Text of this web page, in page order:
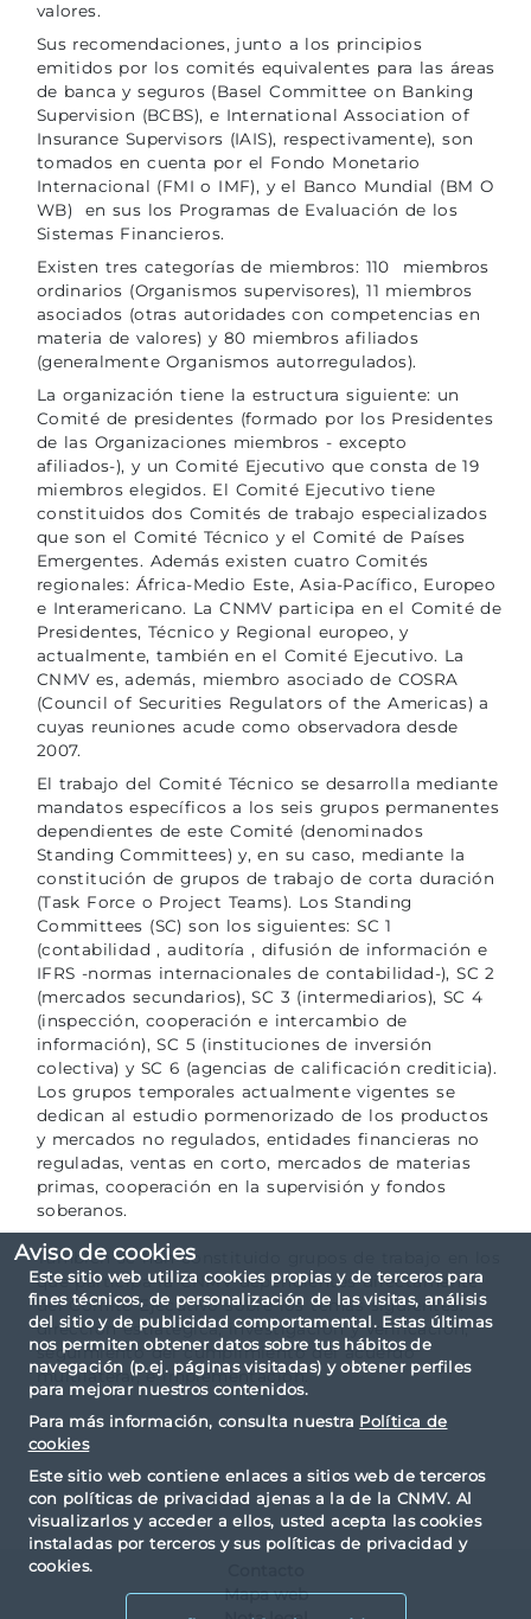
Aviso de cookies
Este sitio web utiliza cookies propias y de terceros para
fines técnicos, de personalización de las visitas, análisis
del sitio y de publicidad comportamental. Estas últimas
nos permiten obtener datos sobre tus hábitos de
navegación (p.ej. páginas visitadas) y obtener perfiles
para mejorar nuestros contenidos.
Para más información, consulta nuestra Política de
cookies
Este sitio web contiene enlaces a sitios web de terceros
con políticas de privacidad ajenas a la de la CNMV. Al
visualizarlos y acceder a ellos, usted acepta las cookies
instaladas por terceros y sus políticas de privacidad y
cookies.
valores.
Sus recomendaciones, junto a los principios
emitidos por los comités equivalentes para las áreas
de banca y seguros (Basel Committee on Banking
Supervision (BCBS), e International Association of
Insurance Supervisors (IAIS), respectivamente), son
tomados en cuenta por el Fondo Monetario
Internacional (FMI o IMF), y el Banco Mundial (BM O
WB) en sus los Programas de Evaluación de los
Sistemas Financieros.
Existen tres categorías de miembros: 110 miembros
ordinarios (Organismos supervisores), 11 miembros
asociados (otras autoridades con competencias en
materia de valores) y 80 miembros afiliados
(generalmente Organismos autorregulados).
La organización tiene la estructura siguiente: un
Comité de presidentes (formado por los Presidentes
de las Organizaciones miembros - excepto
afiliados-), y un Comité Ejecutivo que consta de 19
miembros elegidos. El Comité Ejecutivo tiene
constituidos dos Comités de trabajo especializados
que son el Comité Técnico y el Comité de Países
Emergentes. Además existen cuatro Comités
regionales: África-Medio Este, Asia-Pacífico, Europeo
e Interamericano. La CNMV participa en el Comité de
Presidentes, Técnico y Regional europeo, y
actualmente, también en el Comité Ejecutivo. La
CNMV es, además, miembro asociado de COSRA
(Council of Securities Regulators of the Americas) a
cuyas reuniones acude como observadora desde
2007.
El trabajo del Comité Técnico se desarrolla mediante
mandatos específicos a los seis grupos permanentes
dependientes de este Comité (denominados
Standing Committees) y, en su caso, mediante la
constitución de grupos de trabajo de corta duración
(Task Force o Project Teams). Los Standing
Committees (SC) son los siguientes: SC 1
(contabilidad , auditoría , difusión de información e
IFRS -normas internacionales de contabilidad-), SC 2
(mercados secundarios), SC 3 (intermediarios), SC 4
(inspección, cooperación e intercambio de
información), SC 5 (instituciones de inversión
colectiva) y SC 6 (agencias de calificación crediticia).
Los grupos temporales actualmente vigentes se
dedican al estudio pormenorizado de los productos
y mercados no regulados, entidades financieras no
reguladas, ventas en corto, mercados de materias
primas, cooperación en la supervisión y fondos
soberanos.
También se han constituido grupos de trabajo en los
que participa la CNMV dependientes directamente
del Comité Ejecutivo sobre los temas siguientes:
dirección estratégica, investigación y verificación,
seguimiento del cumplimiento del acuerdo
multilateral, e implementación.
Mapa web